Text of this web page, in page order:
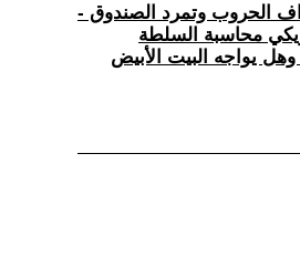
الحروب وتمرد الصندوق -
محاسبة السلطة
يواجه البيت الأبيض